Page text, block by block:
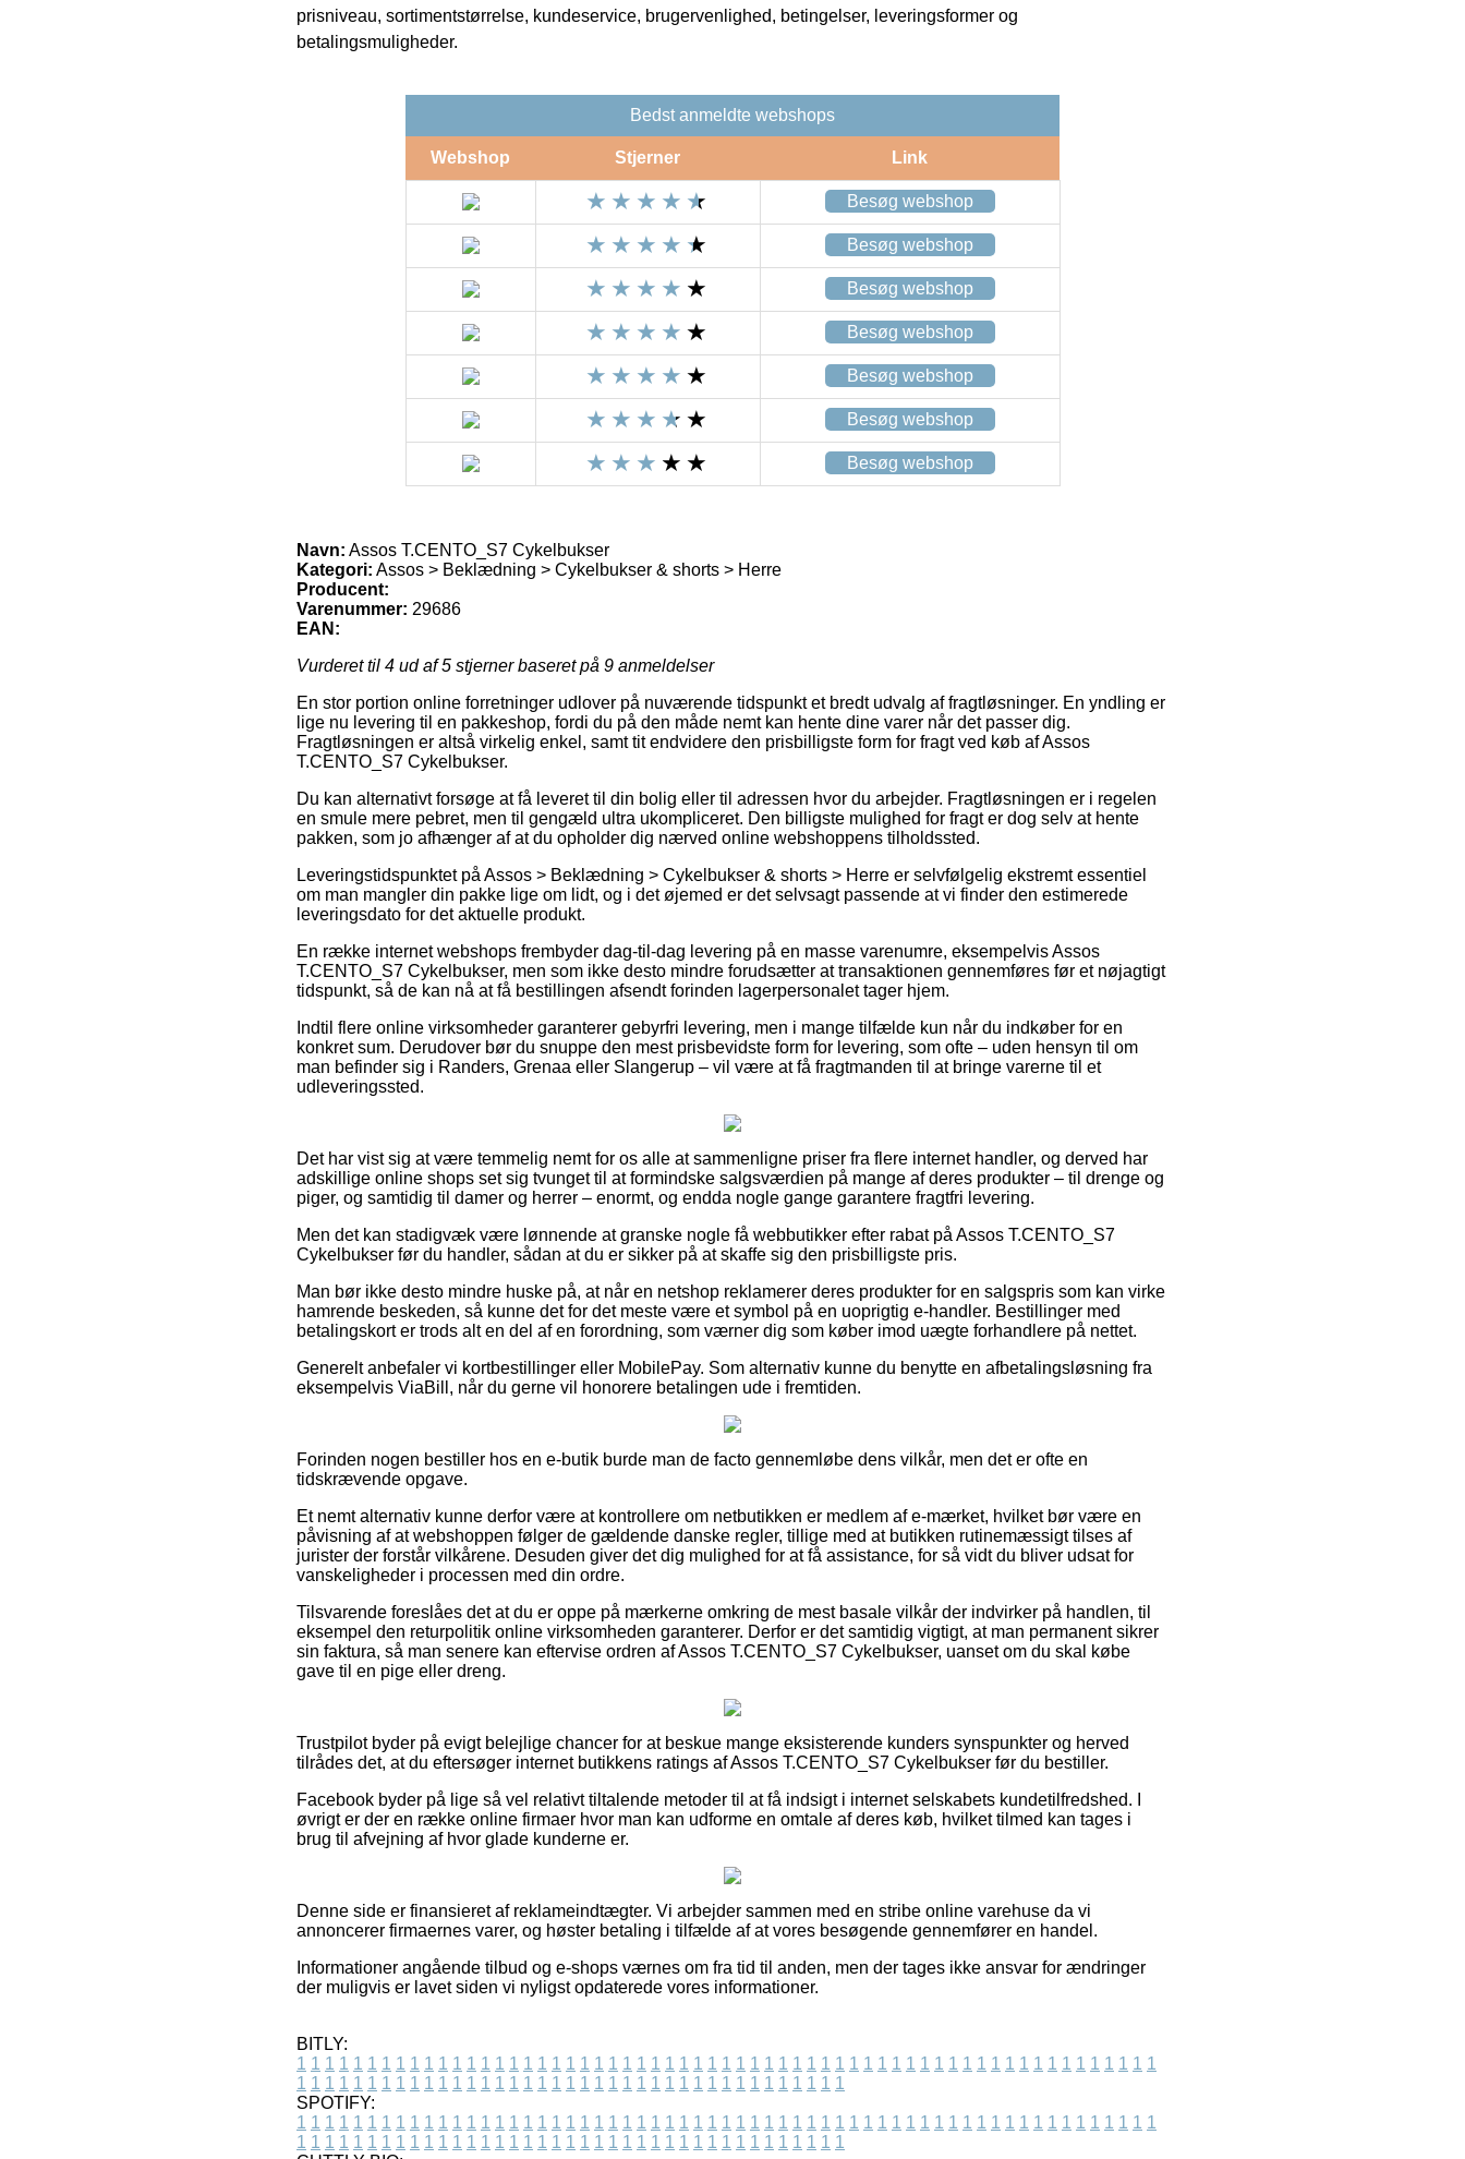
prisniveau, sortimentstørrelse, kundeservice, brugervenlighed, betingelser, leveringsformer og
betalingsmuligheder.
Bedst anmeldte webshops
Webshop Stjerner Link
Besøg webshop
Besøg webshop
Besøg webshop
Besøg webshop
Besøg webshop
Besøg webshop
Besøg webshop
Navn: Assos T.CENTO_S7 Cykelbukser
Kategori: Assos > Beklædning > Cykelbukser & shorts > Herre
Producent:
Varenummer: 29686
EAN:
Vurderet til 4 ud af 5 stjerner baseret på 9 anmeldelser
En stor portion online forretninger udlover på nuværende tidspunkt et bredt udvalg af fragtløsninger. En yndling er
lige nu levering til en pakkeshop, fordi du på den måde nemt kan hente dine varer når det passer dig.
Fragtløsningen er altså virkelig enkel, samt tit endvidere den prisbilligste form for fragt ved køb af Assos
T.CENTO_S7 Cykelbukser.
Du kan alternativt forsøge at få leveret til din bolig eller til adressen hvor du arbejder. Fragtløsningen er i regelen
en smule mere pebret, men til gengæld ultra ukompliceret. Den billigste mulighed for fragt er dog selv at hente
pakken, som jo afhænger af at du opholder dig nærved online webshoppens tilholdssted.
Leveringstidspunktet på Assos > Beklædning > Cykelbukser & shorts > Herre er selvfølgelig ekstremt essentiel
om man mangler din pakke lige om lidt, og i det øjemed er det selvsagt passende at vi finder den estimerede
leveringsdato for det aktuelle produkt.
En række internet webshops frembyder dag-til-dag levering på en masse varenumre, eksempelvis Assos
T.CENTO_S7 Cykelbukser, men som ikke desto mindre forudsætter at transaktionen gennemføres før et nøjagtigt
tidspunkt, så de kan nå at få bestillingen afsendt forinden lagerpersonalet tager hjem.
Indtil flere online virksomheder garanterer gebyrfri levering, men i mange tilfælde kun når du indkøber for en
konkret sum. Derudover bør du snuppe den mest prisbevidste form for levering, som ofte – uden hensyn til om
man befinder sig i Randers, Grenaa eller Slangerup – vil være at få fragtmanden til at bringe varerne til et
udleveringssted.
Det har vist sig at være temmelig nemt for os alle at sammenligne priser fra flere internet handler, og derved har
adskillige online shops set sig tvunget til at formindske salgsværdien på mange af deres produkter – til drenge og
piger, og samtidig til damer og herrer – enormt, og endda nogle gange garantere fragtfri levering.
Men det kan stadigvæk være lønnende at granske nogle få webbutikker efter rabat på Assos T.CENTO_S7
Cykelbukser før du handler, sådan at du er sikker på at skaffe sig den prisbilligste pris.
Man bør ikke desto mindre huske på, at når en netshop reklamerer deres produkter for en salgspris som kan virke
hamrende beskeden, så kunne det for det meste være et symbol på en uoprigtig e-handler. Bestillinger med
betalingskort er trods alt en del af en forordning, som værner dig som køber imod uægte forhandlere på nettet.
Generelt anbefaler vi kortbestillinger eller MobilePay. Som alternativ kunne du benytte en afbetalingsløsning fra
eksempelvis ViaBill, når du gerne vil honorere betalingen ude i fremtiden.
Forinden nogen bestiller hos en e-butik burde man de facto gennemløbe dens vilkår, men det er ofte en
tidskrævende opgave.
Et nemt alternativ kunne derfor være at kontrollere om netbutikken er medlem af e-mærket, hvilket bør være en
påvisning af at webshoppen følger de gældende danske regler, tillige med at butikken rutinemæssigt tilses af
jurister der forstår vilkårene. Desuden giver det dig mulighed for at få assistance, for så vidt du bliver udsat for
vanskeligheder i processen med din ordre.
Tilsvarende foreslåes det at du er oppe på mærkerne omkring de mest basale vilkår der indvirker på handlen, til
eksempel den returpolitik online virksomheden garanterer. Derfor er det samtidig vigtigt, at man permanent sikrer
sin faktura, så man senere kan eftervise ordren af Assos T.CENTO_S7 Cykelbukser, uanset om du skal købe
gave til en pige eller dreng.
Trustpilot byder på evigt belejlige chancer for at beskue mange eksisterende kunders synspunkter og herved
tilrådes det, at du eftersøger internet butikkens ratings af Assos T.CENTO_S7 Cykelbukser før du bestiller.
Facebook byder på lige så vel relativt tiltalende metoder til at få indsigt i internet selskabets kundetilfredshed. I
øvrigt er der en række online firmaer hvor man kan udforme en omtale af deres køb, hvilket tilmed kan tages i
brug til afvejning af hvor glade kunderne er.
Denne side er finansieret af reklameindtægter. Vi arbejder sammen med en stribe online varehuse da vi
annoncerer firmaernes varer, og høster betaling i tilfælde af at vores besøgende gennemfører en handel.
Informationer angående tilbud og e-shops værnes om fra tid til anden, men der tages ikke ansvar for ændringer
der muligvis er lavet siden vi nyligst opdaterede vores informationer.
BITLY:
1 1 1 1 1 1 1 1 1 1 1 1 1 1 1 1 1 1 1 1 1 1 1 1 1 1 1 1 1 1 1 1 1 1 1 1 1 1 1 1 1 1 1 1 1 1 1 1 1 1 1 1 1 1 1 1 1 1 1 1 1
1 1 1 1 1 1 1 1 1 1 1 1 1 1 1 1 1 1 1 1 1 1 1 1 1 1 1 1 1 1 1 1 1 1 1 1 1 1 1
SPOTIFY:
1 1 1 1 1 1 1 1 1 1 1 1 1 1 1 1 1 1 1 1 1 1 1 1 1 1 1 1 1 1 1 1 1 1 1 1 1 1 1 1 1 1 1 1 1 1 1 1 1 1 1 1 1 1 1 1 1 1 1 1 1
1 1 1 1 1 1 1 1 1 1 1 1 1 1 1 1 1 1 1 1 1 1 1 1 1 1 1 1 1 1 1 1 1 1 1 1 1 1 1